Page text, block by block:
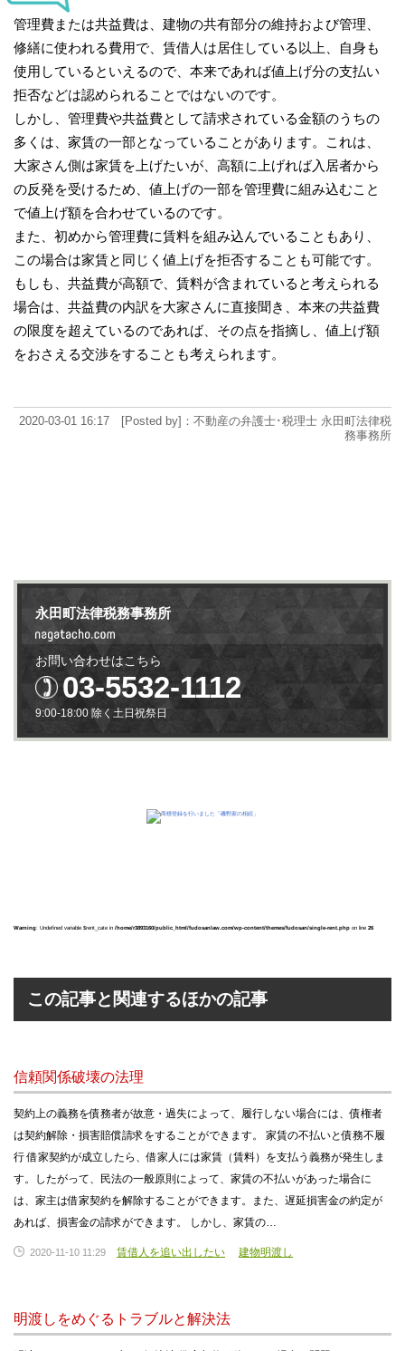
管理費または共益費は、建物の共有部分の維持および管理、
修繕に使われる費用で、賃借人は居住している以上、自身も
使用しているといえるので、本来であれば値上げ分の支払い
拒否などは認められることではないのです。
しかし、管理費や共益費として請求されている金額のうちの
多くは、家賃の一部となっていることがあります。これは、
大家さん側は家賃を上げたいが、高額に上げれば入居者から
の反発を受けるため、値上げの一部を管理費に組み込むこと
で値上げ額を合わせているのです。
また、初めから管理費に賃料を組み込んでいることもあり、
この場合は家賃と同じく値上げを拒否することも可能です。
もしも、共益費が高額で、賃料が含まれていると考えられる
場合は、共益費の内訳を大家さんに直接聞き、本来の共益費
の限度を超えているのであれば、その点を指摘し、値上げ額
をおさえる交渉をすることも考えられます。
2020-03-01 16:17 [Posted by]：不動産の弁護士･税理士 永田町法律税
務事務所
永田町法律税務事務所
お問い合わせはこちら
03-5532-1112
9:00-18:00 除く土日祝祭日
Warning: Undefined variable $rent_cate in /home/r3893160/public_html/fudosanlaw.com/wp-content/themes/fudosan/single-rent.php on line 26
この記事と関連するほかの記事
信頼関係破壊の法理
契約上の義務を債務者が故意・過失によって、履行しない場合には、債権者
は契約解除・損害賠償請求をすることができます。 家賃の不払いと債務不履
行 借家契約が成立したら、借家人には家賃（賃料）を支払う義務が発生しま
す。したがって、民法の一般原則によって、家賃の不払いがあった場合に
は、家主は借家契約を解除することができます。また、遅延損害金の約定が
あれば、損害金の請求ができます。 しかし、家賃の…
2020-11-10 11:29 賃借人を追い出したい 建物明渡し
明渡しをめぐるトラブルと解決法